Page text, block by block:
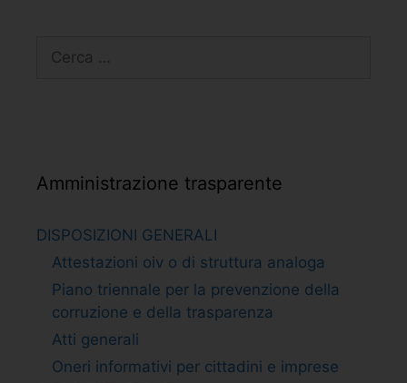
Amministrazione trasparente
DISPOSIZIONI GENERALI
Attestazioni oiv o di struttura analoga
Piano triennale per la prevenzione della
corruzione e della trasparenza
Atti generali
Oneri informativi per cittadini e imprese